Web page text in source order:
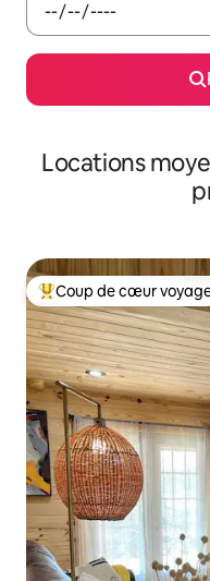
Locations
Coups de cœur
Coup de cœur